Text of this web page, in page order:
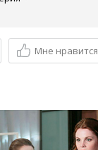
Мне нравится